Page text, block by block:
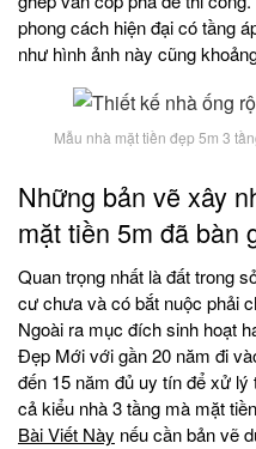
phong cách hiện đại có tầng
như hình ảnh này cũng
Mẫu nhà mặt tiền đẹp 5m 3
Những bản vẽ xây
mặt tiền 5m đã bàn
Quan trọng nhất là đất trong
cư chưa và có bắt nuộc phải
Ngoài ra mục đích sinh hoạt
Đẹp Mới với gần 20 năm đi
đến 15 năm đủ uy tín để xử
cả kiểu nhà 3 tầng mà mặt
Bài Viết Này nếu cần bản vẽ